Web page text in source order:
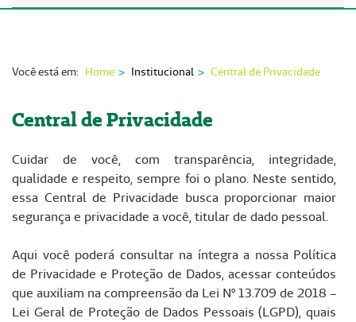
Imprensa
Institucional
Fale Conosco
Você está em: Home Institucional Central de Privacidade
Central de Privacidade
Cuidar de você, com transparência, integridade,
qualidade e respeito, sempre foi o plano. Neste sentido,
essa Central de Privacidade busca proporcionar maior
segurança e privacidade a você, titular de dado pessoal.
Aqui você poderá consultar na íntegra a nossa Política
de Privacidade e Proteção de Dados, acessar conteúdos
que auxiliam na compreensão da Lei Nº 13.709 de 2018 –
Lei Geral de Proteção de Dados Pessoais (LGPD), quais